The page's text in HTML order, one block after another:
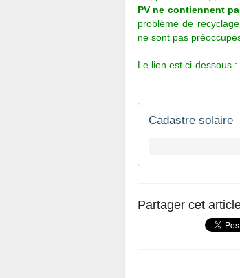
PV ne contiennent
problème de
ne sont pas
Le lien est ci-dessous :
Cadastre solaire
Partager cet